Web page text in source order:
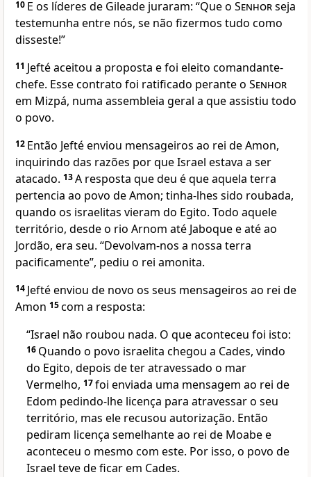
10 E os líderes de Gileade juraram: “Que o Senhorseja
testemunha entre nós, se não fizermos tudo como
disseste!”
11 Jefté aceitou a proposta e foi eleito comandante-
chefe. Esse contrato foi ratificado perante o Senhor
em Mizpá, numa assembleia geral a que assistiu todo
o povo.
12 Então Jefté enviou mensageiros ao rei de Amon,
inquirindo das razões por que Israel estava a ser
atacado. 13A resposta que deu é que aquela terra
pertencia ao povo de Amon; tinha-lhes sido roubada,
quando os israelitas vieram do Egito. Todo aquele
território, desde o rio Arnom até Jaboque e até ao
Jordão, era seu. “Devolvam-nos a nossa terra
pacificamente”, pediu o rei amonita.
14 Jefté enviou de novo os seus mensageiros ao rei de
Amon 15com a resposta:
“Israel não roubou nada. O que aconteceu foi isto:
16 Quando o povo israelita chegou a Cades, vindo
do Egito, depois de ter atravessado o mar
Vermelho, 17foi enviada uma mensagem ao rei de
Edom pedindo-lhe licença para atravessar o seu
território, mas ele recusou autorização. Então
pediram licença semelhante ao rei de Moabe e
aconteceu o mesmo com este. Por isso, o povo de
Israel teve de ficar em Cades.